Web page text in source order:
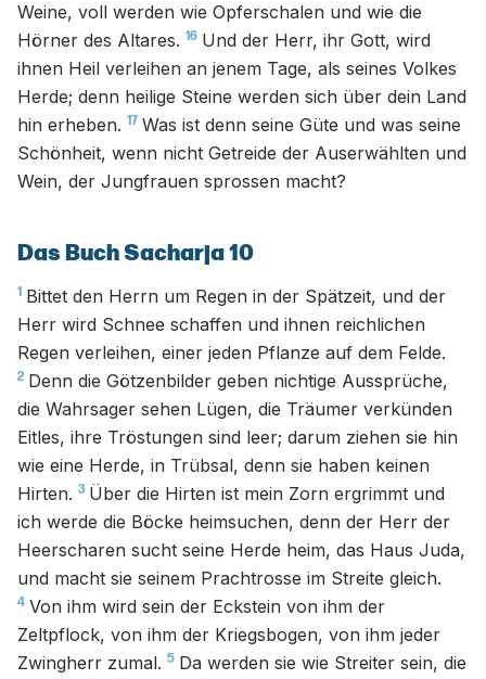
Weine, voll werden wie Opferschalen und wie die
Hörner des Altares. 16 Und der Herr, ihr Gott, wird
ihnen Heil verleihen an jenem Tage, als seines Volkes
Herde; denn heilige Steine werden sich über dein Land
hin erheben. 17 Was ist denn seine Güte und was seine
Schönheit, wenn nicht Getreide der Auserwählten und
Wein, der Jungfrauen sprossen macht?
Das Buch Sacharja 10
1 Bittet den Herrn um Regen in der Spätzeit, und der
Herr wird Schnee schaffen und ihnen reichlichen
Regen verleihen, einer jeden Pflanze auf dem Felde.
2 Denn die Götzenbilder geben nichtige Aussprüche,
die Wahrsager sehen Lügen, die Träumer verkünden
Eitles, ihre Tröstungen sind leer; darum ziehen sie hin
wie eine Herde, in Trübsal, denn sie haben keinen
Hirten. 3 Über die Hirten ist mein Zorn ergrimmt und
ich werde die Böcke heimsuchen, denn der Herr der
Heerscharen sucht seine Herde heim, das Haus Juda,
und macht sie seinem Prachtrosse im Streite gleich.
4 Von ihm wird sein der Eckstein von ihm der
Zeltpflock, von ihm der Kriegsbogen, von ihm jeder
Zwingherr zumal. 5 Da werden sie wie Streiter sein, die